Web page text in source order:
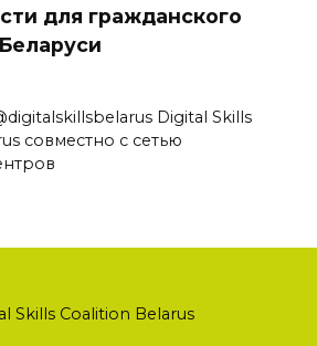
для гражданского
Digital Skills
совместно с сетью
Skills Coalition Belarus